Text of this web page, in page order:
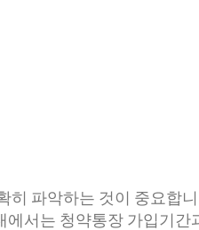
파악하는 것이 중요합니
에서는 청약통장 가입기간